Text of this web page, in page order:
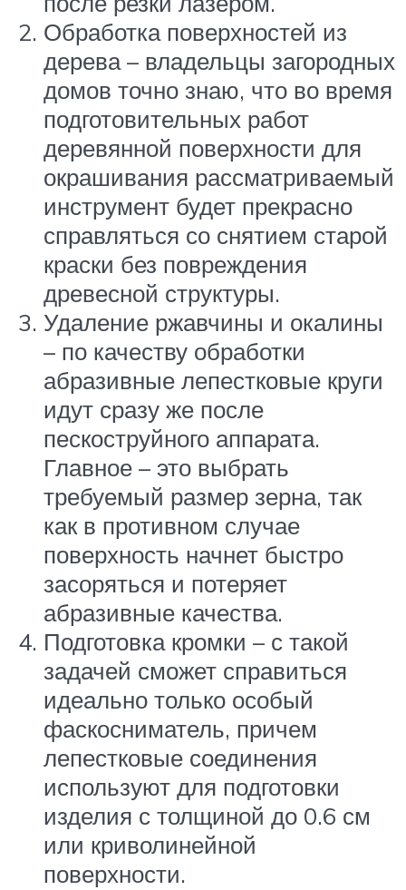
Обработка поверхностей из
дерева – владельцы загородных
домов точно знаю, что во время
подготовительных работ
деревянной поверхности для
окрашивания рассматриваемый
инструмент будет прекрасно
справляться со снятием старой
краски без повреждения
древесной структуры.
Удаление ржавчины и окалины
– по качеству обработки
абразивные лепестковые круги
идут сразу же после
пескоструйного аппарата.
Главное – это выбрать
требуемый размер зерна, так
как в противном случае
поверхность начнет быстро
засоряться и потеряет
абразивные качества.
Подготовка кромки – с такой
задачей сможет справиться
идеально только особый
фаскосниматель, причем
лепестковые соединения
используют для подготовки
изделия с толщиной до 0.6 см
или криволинейной
поверхности.